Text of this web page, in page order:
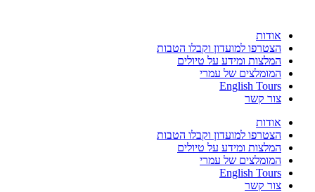
אודות
הצטרפו למועדון וקבלו הטבות
המלצות ומידע על טיולים
המומלצים של עמרי
English Tours
צור קשר
אודות
הצטרפו למועדון וקבלו הטבות
המלצות ומידע על טיולים
המומלצים של עמרי
English Tours
צור קשר